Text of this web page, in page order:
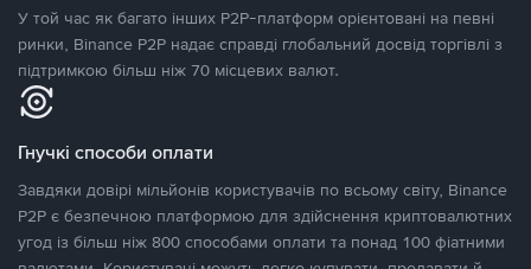
У той час як багато інших P2P-платформ орієнтовані на певні
ринки, Binance P2P надає справді глобальний досвід торгівлі з
підтримкою більш ніж 70 місцевих валют.
Гнучкі способи оплати
Завдяки довірі мільйонів користувачів по всьому світу, Binance
P2P є безпечною платформою для здійснення криптовалютних
угод із більш ніж 800 способами оплати та понад 100 фіатними